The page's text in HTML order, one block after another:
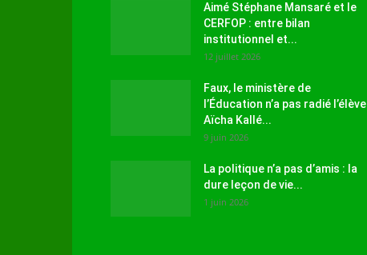
Aimé Stéphane Mansaré et le
CERFOP : entre bilan
institutionnel et...
12 juillet 2026
Faux, le ministère de
l’Éducation n’a pas radié l’élève
Aïcha Kallé...
9 juin 2026
La politique n’a pas d’amis : la
dure leçon de vie...
1 juin 2026